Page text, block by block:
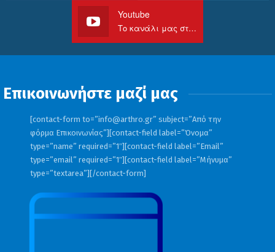
Youtube
Το κανάλι μας στο Youtube
Επικοινωνήστε μαζί μας
[contact-form to=”info@arthro.gr” subject=”Από την
φόρμα Επικοινωνίας”][contact-field label=”Όνομα”
type=”name” required=”1″][contact-field label=”Email”
type=”email” required=”1″][contact-field label=”Μήνυμα”
type=”textarea”][/contact-form]